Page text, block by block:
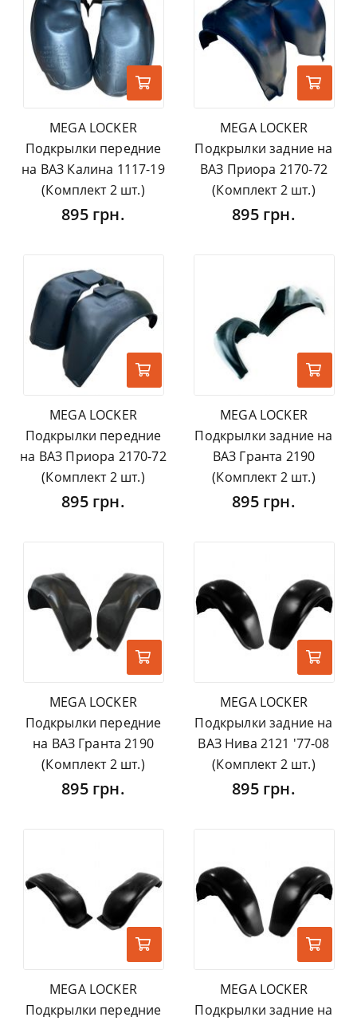
MEGA LOCKER
Подкрылки передние
на ВАЗ Калина 1117-19
(Комплект 2 шт.)
895 грн.
MEGA LOCKER
Подкрылки задние на
ВАЗ Приора 2170-72
(Комплект 2 шт.)
895 грн.
MEGA LOCKER
Подкрылки передние
на ВАЗ Приора 2170-72
(Комплект 2 шт.)
895 грн.
MEGA LOCKER
Подкрылки задние на
ВАЗ Гранта 2190
(Комплект 2 шт.)
895 грн.
MEGA LOCKER
Подкрылки передние
на ВАЗ Гранта 2190
(Комплект 2 шт.)
895 грн.
MEGA LOCKER
Подкрылки задние на
ВАЗ Нива 2121 '77-08
(Комплект 2 шт.)
895 грн.
MEGA LOCKER
Подкрылки передние
MEGA LOCKER
Подкрылки задние на